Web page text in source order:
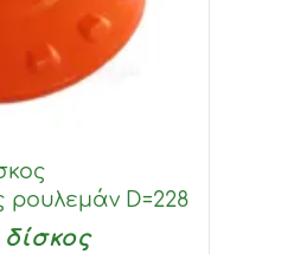
D=228
δίσκος